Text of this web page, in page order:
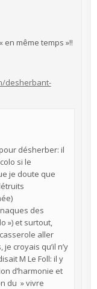
même temps »!!
desherbant-
désherber: il
si le
je doute que
des
») et surtout,
aller
croyais qu’il n’y
M Le Foll: il y
d’harmonie et
du » vivre